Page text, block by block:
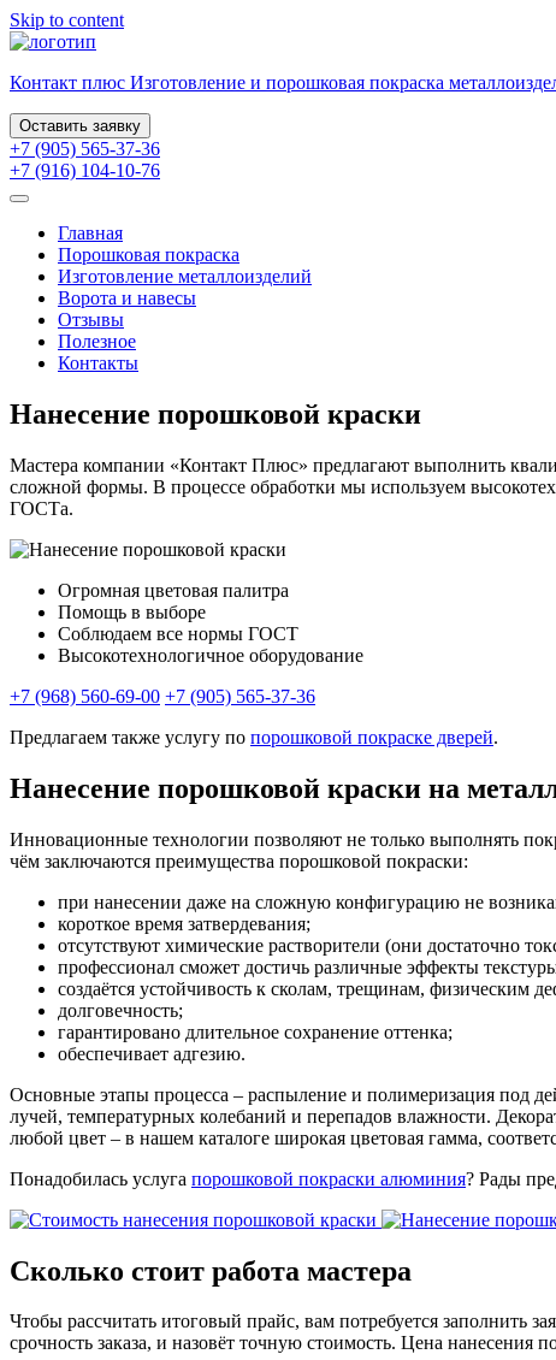
Skip to content
Контакт плюс Изготовление и порошковая покраска
Оставить заявку
+7 (905) 565-37-36
+7 (916) 104-10-76
Главная
Порошковая покраска
Изготовление металлоизделий
Ворота и навесы
Отзывы
Полезное
Контакты
Нанесение порошковой краски
Мастера компании «Контакт Плюс» предлагают выполнить
сложной формы. В процессе обработки мы используем
ГОСТа.
Огромная цветовая палитра
Помощь в выборе
Соблюдаем все нормы ГОСТ
Высокотехнологичное оборудование
+7 (968) 560-69-00 +7 (905) 565-37-36
Предлагаем также услугу по порошковой покраске дверей.
Нанесение порошковой краски на
Инновационные технологии позволяют не только выполнять
чём заключаются преимущества порошковой покраски:
при нанесении даже на сложную конфигурацию не
короткое время затвердевания;
отсутствуют химические растворители (они достаточно
профессионал сможет достичь различные эффекты
создаётся устойчивость к сколам, трещинам, физическим
долговечность;
гарантировано длительное сохранение оттенка;
обеспечивает адгезию.
Основные этапы процесса – распыление и полимеризация под
лучей, температурных колебаний и перепадов влажности.
любой цвет – в нашем каталоге широкая цветовая гамма,
Понадобилась услуга порошковой покраски алюминия? Рады
Сколько стоит работа мастера
Чтобы рассчитать итоговый прайс, вам потребуется заполнить
срочность заказа, и назовёт точную стоимость. Цена нанесения